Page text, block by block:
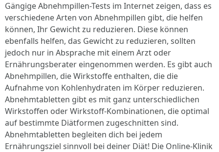
Gängige Abnehmpillen-Tests im Internet zeigen, dass es
verschiedene Arten von Abnehmpillen gibt, die helfen
können, Ihr Gewicht zu reduzieren. Diese können
ebenfalls helfen, das Gewicht zu reduzieren, sollten
jedoch nur in Absprache mit einem Arzt oder
Ernährungsberater eingenommen werden. Es gibt auch
Abnehmpillen, die Wirkstoffe enthalten, die die
Aufnahme von Kohlenhydraten im Körper reduzieren.
Abnehmtabletten gibt es mit ganz unterschiedlichen
Wirkstoffen oder Wirkstoff-Kombinationen, die optimal
auf bestimmte Diätformen zugeschnitten sind.
Abnehmtabletten begleiten dich bei jedem
Ernährungsziel sinnvoll bei deiner Diät! Die Online-Klinik